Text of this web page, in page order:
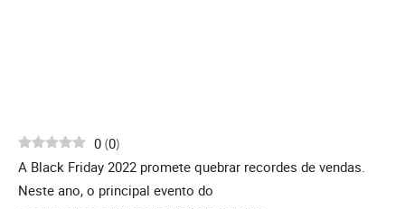
0 (0)
A Black Friday 2022 promete quebrar recordes de vendas.
Neste ano, o principal evento do